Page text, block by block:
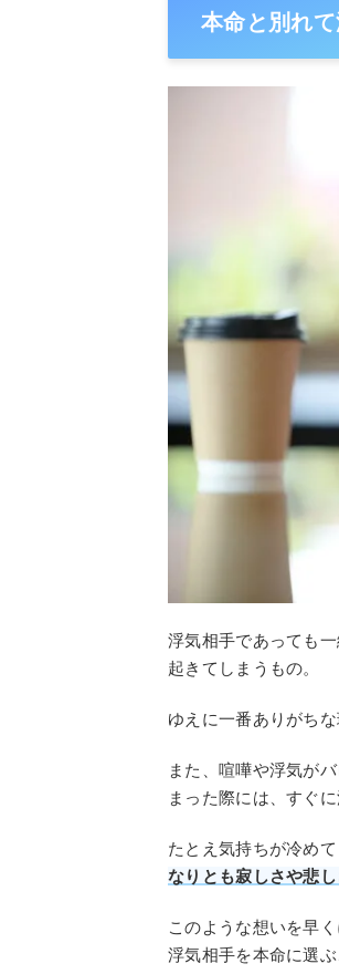
本命と別れ
浮気相手であっても
起きてしまうもの。
ゆえに一番ありがち
また、喧嘩や浮気が
まった際には、すぐ
たとえ気持ちが冷め
なりとも寂しさや悲
このような想いを早
浮気相手を本命に選